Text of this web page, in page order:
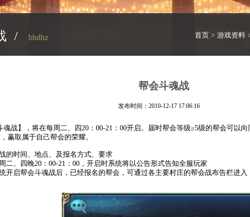
/ bhdhz 首页 > 游戏资料
帮会斗魂战
发布时间：2010-12-17 17:06:16
战】，将在每周二、四20：00-21：00开启。届时帮会等级≥5级的帮会可以
赢取属于自己帮会的荣耀。
的时间、地点、及报名方式、要求
二、四晚20：00-21：00，开启时系统将以公告形式告知全服玩家
开启帮会斗魂战后，已经报名的帮会，可通过各主要村庄的帮会战布告栏进入